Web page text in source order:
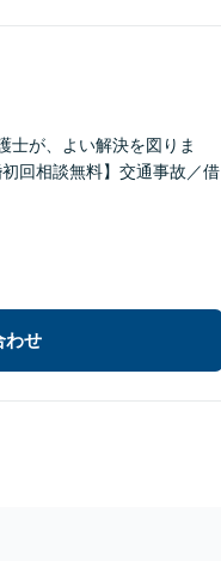
士が、よい解決を図りま
回相談無料】交通事故／借
わせ